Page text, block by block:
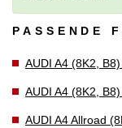
PASSENDE
AUDI A4 (8K2,
AUDI A4 (8K2,
AUDI A4 Allroad